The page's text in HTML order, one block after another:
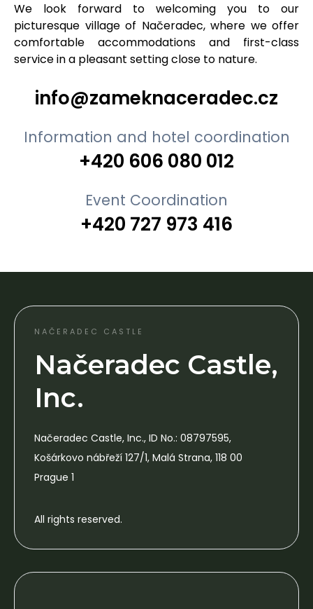
We look forward to welcoming you to our
picturesque village of Načeradec, where we offer
comfortable accommodations and first-class
service in a pleasant setting close to nature.
info@zameknaceradec.cz
Information and hotel coordination
+420 606 080 012
Event Coordination
+420 727 973 416
NAČERADEC CASTLE
Načeradec Castle,
Inc.
Načeradec Castle, Inc., ID No.: 08797595,
Košárkovo nábřeží 127/1, Malá Strana, 118 00
Prague 1
All rights reserved.